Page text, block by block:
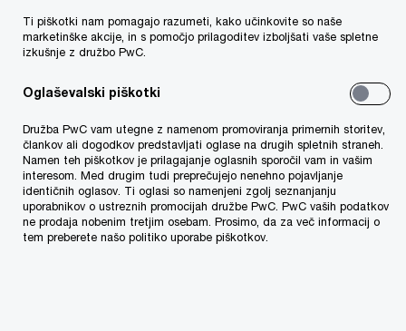
Slovenia
Elektronski naslov
Anja Gorenc
Direktorica v oddelku revizije, PwC
Slovenia
Elektronski naslov
We help you meet tomorrow’s tech demands
Ti piškotki nam pomagajo razumeti, kako učinkovite so naše
marketinške akcije, in s pomočjo prilagoditev izboljšati vaše spletne
izkušnje z družbo PwC.
Oglaševalski piškotki
Družba PwC vam utegne z namenom promoviranja primernih storitev,
člankov ali dogodkov predstavljati oglase na drugih spletnih straneh.
Namen teh piškotkov je prilagajanje oglasnih sporočil vam in vašim
interesom. Med drugim tudi preprečujejo nenehno pojavljanje
identičnih oglasov. Ti oglasi so namenjeni zgolj seznanjanju
uporabnikov o ustreznih promocijah družbe PwC. PwC vaših podatkov
ne prodaja nobenim tretjim osebam. Prosimo, da za več informacij o
tem preberete našo politiko uporabe piškotkov.